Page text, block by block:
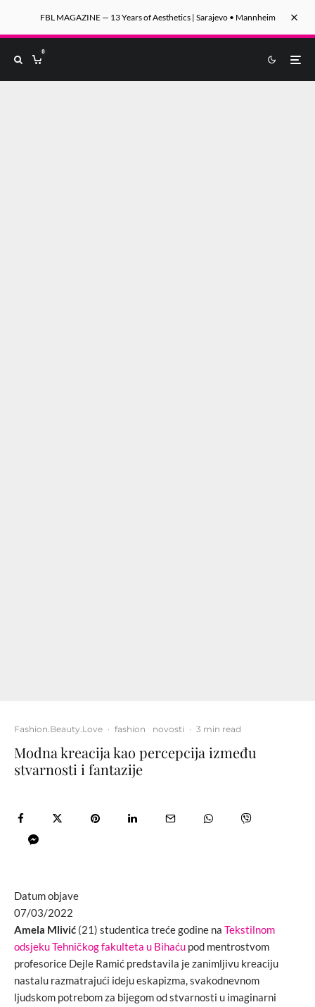
FBL MAGAZINE — 13 Years of Aesthetics | Sarajevo • Mannheim
0
Fashion.Beauty.Love · fashion novosti · 3 min read
Modna kreacija kao percepcija između
stvarnosti i fantazije
Datum objave
07/03/2022
Amela Mlivić (21) studentica treće godine na Tekstilnom
odsjeku Tehničkog fakulteta u Bihaću pod mentrostvom
profesorice Dejle Ramić predstavila je zanimljivu kreaciju
nastalu razmatrajući ideju eskapizma, svakodnevnom
ljudskom potrebom za bijegom od stvarnosti u imaginarni